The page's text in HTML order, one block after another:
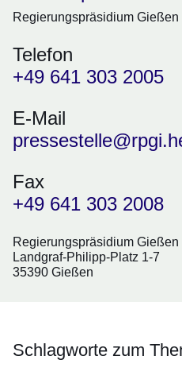
Regierungspräsidium Gießen
Telefon
+49 641 303 2005
E-Mail
Fax
+49 641 303 2008
Regierungspräsidium Gießen
Landgraf-Philipp-Platz 1-7
35390 Gießen
Schlagworte zum